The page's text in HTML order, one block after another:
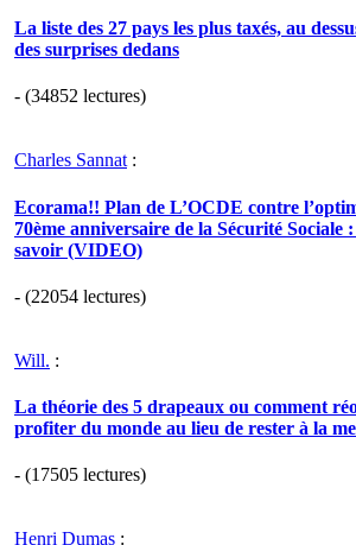
La liste des 27 pays les plus taxés, au
des surprises dedans
- (34852 lectures)
Charles Sannat :
Ecorama!! Plan de L’OCDE contre
70ème anniversaire de la Sécurité Sociale
savoir (VIDEO)
- (22054 lectures)
Will. :
La théorie des 5 drapeaux ou comment
profiter du monde au lieu de rester à la
- (17505 lectures)
Henri Dumas :